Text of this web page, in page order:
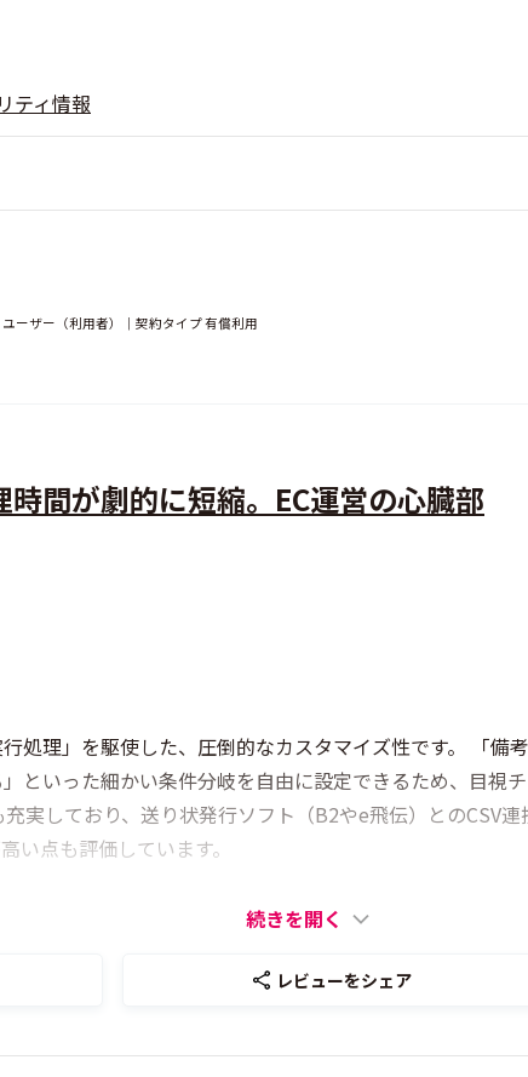
ティ情報
ーザー（利用者）｜契約タイプ 有償利用
間が劇的に短縮。EC運営の心臓部
処理」を駆使した、圧倒的なカスタマイズ性です。 「備
といった細かい条件分岐を自由に設定できるため、目視
実しており、送り状発行ソフト（B2やe飛伝）とのCSV
い点も評価しています。
続きを開く
レビューをシェア